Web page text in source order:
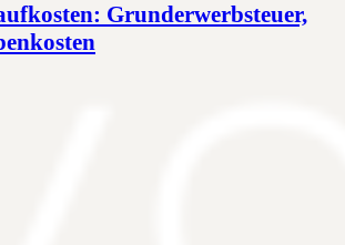
Grunderwerbsteuer,